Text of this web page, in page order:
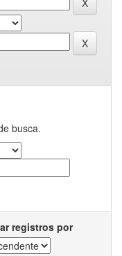
busca.
registros por